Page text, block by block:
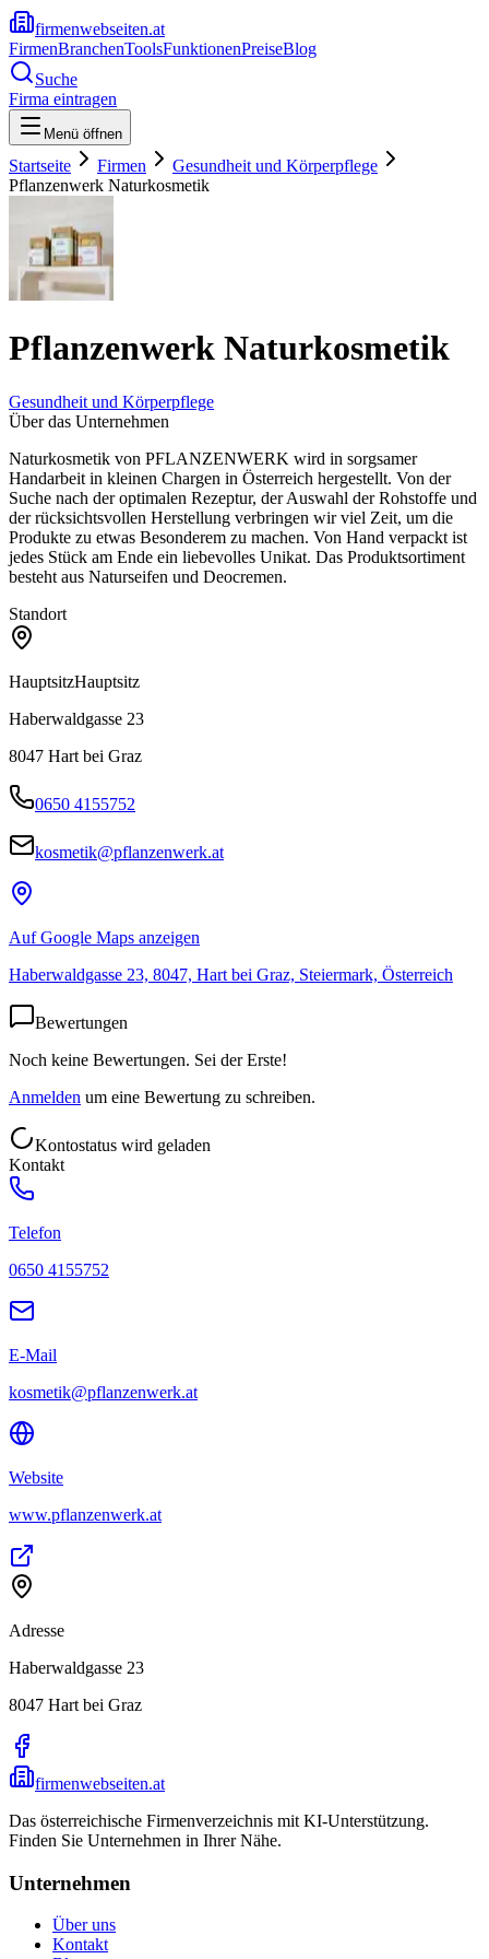
firmenwebseiten.at
FirmenBranchenToolsFunktionenPreiseBlog
Suche
Firma eintragen
Menü öffnen
Startseite Firmen
Gesundheit und Körperpflege
Pflanzenwerk Naturkosmetik
Pflanzenwerk Naturkosmetik
Gesundheit und Körperpflege
Über das Unternehmen
Naturkosmetik von PFLANZENWERK wird in sorgsamer
Handarbeit in kleinen Chargen in Österreich hergestellt. Von der
Suche nach der optimalen Rezeptur, der Auswahl der Rohstoffe und
der rücksichtsvollen Herstellung verbringen wir viel Zeit, um die
Produkte zu etwas Besonderem zu machen. Von Hand verpackt ist
jedes Stück am Ende ein liebevolles Unikat. Das Produktsortiment
besteht aus Naturseifen und Deocremen.
Standort
HauptsitzHauptsitz
Haberwaldgasse 23
8047 Hart bei Graz
0650 4155752
kosmetik@pflanzenwerk.at
Auf Google Maps anzeigen
Haberwaldgasse 23, 8047, Hart bei Graz, Steiermark, Österreich
Bewertungen
Noch keine Bewertungen. Sei der Erste!
Anmelden um eine Bewertung zu schreiben.
Kontostatus wird geladen
Kontakt
Telefon
0650 4155752
E-Mail
kosmetik@pflanzenwerk.at
Website
www.pflanzenwerk.at
Adresse
Haberwaldgasse 23
8047 Hart bei Graz
firmenwebseiten.at
Das österreichische Firmenverzeichnis mit KI-Unterstützung.
Finden Sie Unternehmen in Ihrer Nähe.
Unternehmen
Über uns
Kontakt